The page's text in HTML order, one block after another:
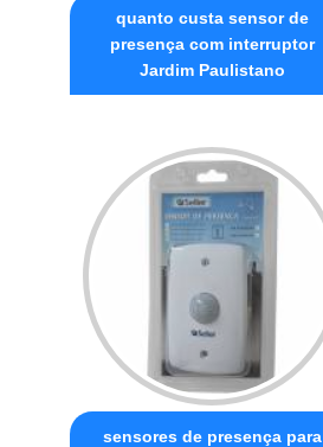
quanto custa sensor de
presença com interruptor
Jardim Paulistano
sensores de presença para